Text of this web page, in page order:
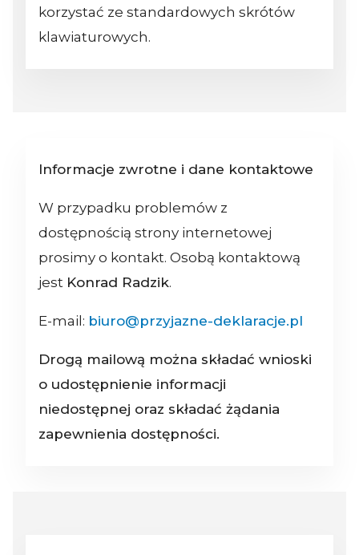
korzystać ze standardowych skrótów
klawiaturowych.
Informacje zwrotne i dane kontaktowe
W przypadku problemów z
dostępnością strony internetowej
prosimy o kontakt. Osobą kontaktową
jest Konrad Radzik.
E-mail: biuro@przyjazne-deklaracje.pl
Drogą mailową można składać wnioski
o udostępnienie informacji
niedostępnej oraz składać żądania
zapewnienia dostępności.